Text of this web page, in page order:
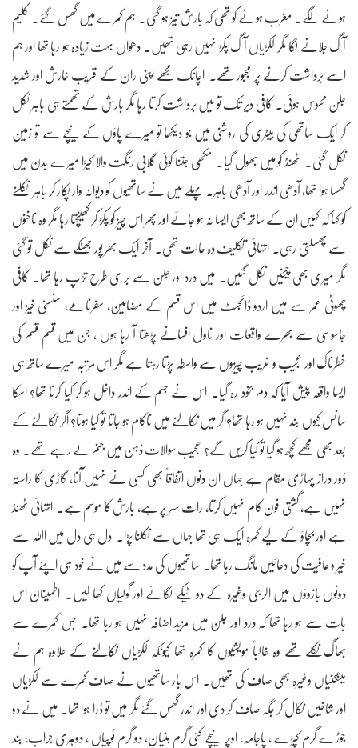
ہونے لگے۔ مغرب ہونے کو تھی کہ بارش تیز ہو گئی۔ ہم کمرے میں گھس گئے۔ کلیم
آگ جلانے لگا مگر لکڑیاں آگ پکڑ نہیں رہی تھیں۔ دھواں بہت زیادہ ہو رہا تھا اور ہم
اسے برداشت کرنے پر مجبور تھے۔ اچانک مجھے اپنی ران کے قریب خارش اور شدید
جلن محسوس ہوئی۔ کافی دیر تک تو میں برداشت کرتا رہا مگر بارش کے تھمتے ہی باہر نکل
کر ایک ساتھی کی بیٹری کی روشنی میں جو دیکھا تو میرے پاؤں کے نیچے سے تو زمین
نکل گئی۔ ٹھنڈ کو میں بھول گیا۔ مکھی جتنا کوئی گلابی رنگت والا کیڑا میرے بدن میں
گھسا ہوا تھا، آدھی اندر اور آدھی باہر۔ پہلے میں نے ساتھیوں کو دیوانہ وار پکار کر باہر نکلنے
کو کہا کہ کہیں ان کے ساتھ بھی ایسا نہ ہو جائے اور پھر اس چیز کو پکڑ کر کھینچتا رہا مگر وہ ناخنوں
سے پھسلتی رہی۔ انتہائی تکلیف دہ حالت تھی۔ آخر ایک بھر پور جھٹکے سے نکل تو گئی
مگر میری بھی چیخیں نکل گئیں۔ میں درد اور جلن سے بر ی طرح تڑپ رہا تھا۔ کافی
چھوٹی عمر سے میں اردو ڈائجسٹ میں اس قسم کے مضامین، سفرنامے، سنسنی خیز اور
جاسوسی سے بھرے واقعات اور ناول افسانے پڑھتا آ رہا ہوں ، جن میں قسم قسم کی
خطرناک اور عجیب و غریب چیزوں سے واسطہ پڑتا رہتا ہے مگر اس مرتبہ میرے ساتھ ہی
ایسا واقعہ پیش آیا کہ دم بخود رہ گیا۔ اس نے جسم کے اندر داخل ہو کر کیا کرنا تھا؟ اسکا
سانس کیوں بند نہیں ہو رہا تھا؟اگر میں نکالنے میں ناکام ہو جاتا تو کیا ہوتا؟ اگر نکالنے کے
بعد بھی مجھے کچھ ہو گیا تو کیا کریں گے؟ عجیب سوالات ذہن میں جنم لے رہے تھے۔ وہ
دُور دراز پہاڑی مقام ہے جہاں ان دنوں اتفاقاً بھی کسی نے نہیں آنا، گاڑی کا راستہ
نہیں ہے، گشتی فون کام نہیں کرتا، رات سر پر ہے، بارش کا موسم ہے۔ انتہائی ٹھنڈ
ہے اور بچاؤ کے لیے کمرہ ایک ہی تھا جہاں سے نکلنا پڑا۔ دل ہی دل میں اﷲ سے
خیر و عافیت کی دعائیں مانگ رہا تھا۔ ساتھیوں کی مدد سے میں نے خود ہی اپنے آپ کو
دونوں بازوؤں میں الرجی وغیرہ کے دو ٹیکے لگائے اور گولیاں کھا لیں۔ اطمینان اس
بات سے ہو رہا تھا کہ درد اور جلن میں مزید اضافہ نہیں ہو رہا تھا۔ جس کمرے سے
بھاگ نکلے تھے وہ غالباً مویشیوں کا کمرہ تھا کیونکہ لکڑیاں نکالنے کے علاوہ ہم نے
مینگنیاں وغیرہ بھی صاف کی تھیں۔ اس بار ساتھیوں نے صاف کمرے سے لکڑیاں
اور شاخیں نکال کر جگہ صاف کر دی اور اندر گھس گئے مگر میں تو ڈرا ہوا تھا۔ میں نے دو
جوڑے گرم کپڑے ، پاجامہ، اوپر نیچے کئی گرم بنیان، دو گرم ٹوپیاں ، دوہری جراب، بند